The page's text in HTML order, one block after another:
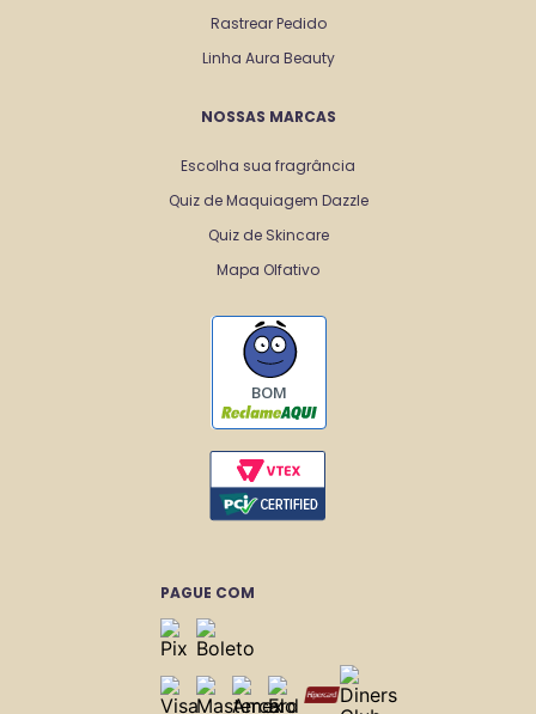
Rastrear Pedido
Linha Aura Beauty
NOSSAS MARCAS
Escolha sua fragrância
Quiz de Maquiagem Dazzle
Quiz de Skincare
Mapa Olfativo
BOM
PAGUE COM